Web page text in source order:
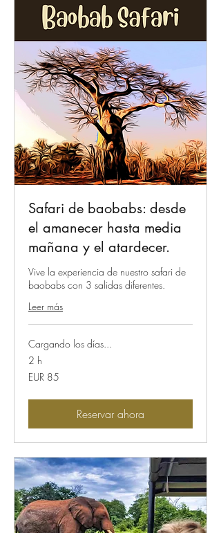
Safari de baobabs: desde
el amanecer hasta media
mañana y el atardecer.
Vive la experiencia de nuestro safari de
baobabs con 3 salidas diferentes.
Leer más
Cargando los días...
2 h
85
euros
EUR 85
Reservar ahora